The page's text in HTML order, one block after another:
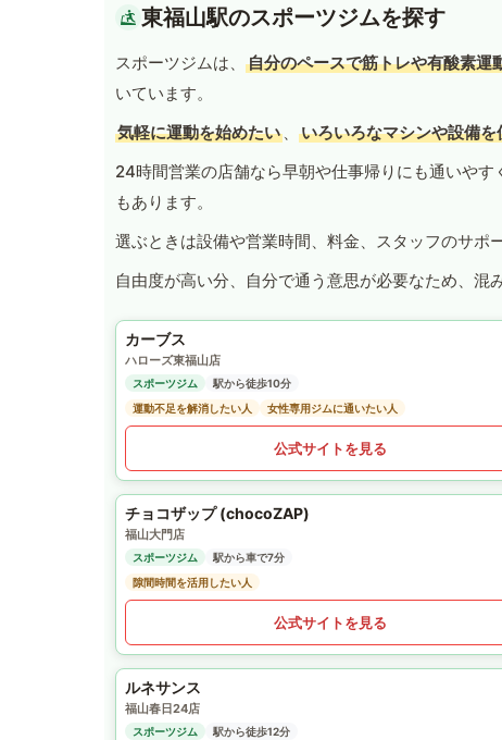
東福山駅のスポーツジムを探す
スポーツジムは、 自分のペースで筋トレや有酸素運
いています。
気軽に運動を始めたい 、 いろいろなマシンや設備を
24時間営業の店舗なら早朝や仕事帰りにも通いや
もあります。
選ぶときは設備や営業時間、料金、スタッフのサポ
自由度が高い分、自分で通う意思が必要なため、混
カーブス
ハローズ東福山店
スポーツジム
駅から徒歩10分
運動不足を解消したい人
女性専用ジムに通いたい人
公式サイトを見る
チョコザップ (chocoZAP)
福山大門店
スポーツジム
駅から車で7分
隙間時間を活用したい人
公式サイトを見る
ルネサンス
福山春日24店
スポーツジム
駅から徒歩12分